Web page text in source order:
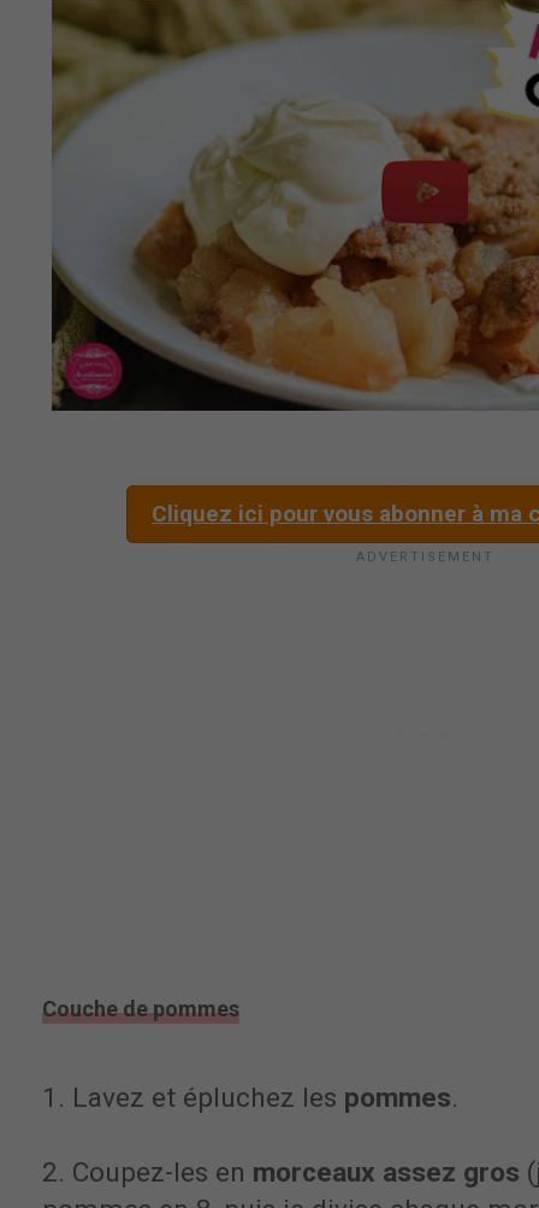
Cliquez ici pour vous abonner à ma
Couche de pommes
1. Lavez et épluchez les pommes.
2. Coupez-les en morceaux assez gros